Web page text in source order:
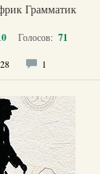
Грамматик
Голосов: 71
1